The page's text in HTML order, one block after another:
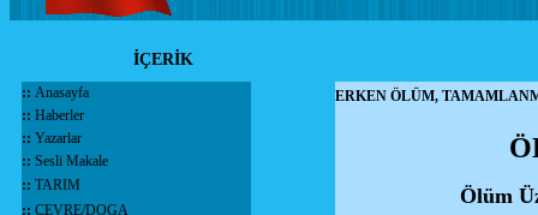
İÇERİK
:: Anasayfa
:: Haberler
:: Yazarlar
:: Sesli Makale
:: TARIM
:: ÇEVRE/DOGA
ERKEN ÖLÜM,
Ölüm